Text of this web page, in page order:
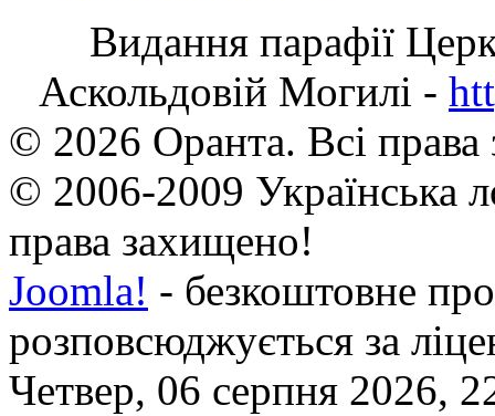
Видання парафії
Аскольдовій Могилі -
© 2026 Оранта. Всі
© 2006-2009 Українська
права захищено!
Joomla! - безкоштовне
розповсюджується за
Четвер, 06 серпня 2026,